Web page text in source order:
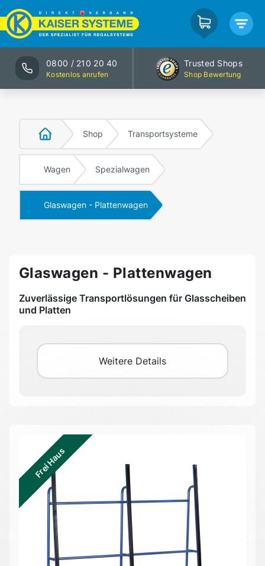
0800 / 210 20 40
Kostenlos anrufen
Trusted Shops
Shop Bewertung
Shop Transportsysteme
Wagen Spezialwagen
Glaswagen - Plattenwagen
Glaswagen - Plattenwagen
Zuverlässige Transportlösungen für Glasscheiben
und Platten
Weitere Details
Frei Haus